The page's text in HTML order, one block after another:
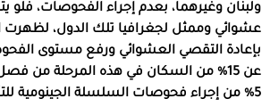
ولبنان وغيرهما، بعدم إجراء الفحوصات،
عشوائي وممثل لجغرافيا تلك الدول، لظهرت
بإعادة التقصي العشوائي ورفع مستوى
عن 15% من السكان في هذه المرحلة من
5% من إجراء فحوصات السلسلة الجينومية